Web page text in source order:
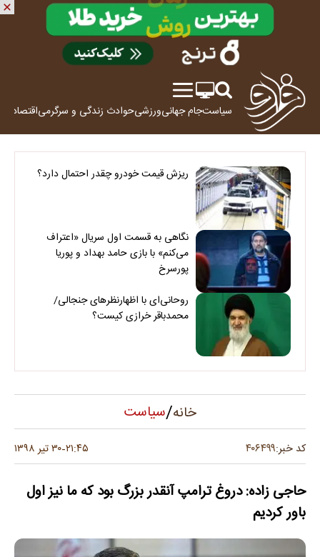
سیاستجام جهانیورزشیحوادث زندگی و سرگرمیاقتصاد
ریزش قیمت خودرو چقدر احتمال دارد؟
نگاهی به قسمت اول سریال «اعتراف
می‌کنم» با بازی حامد بهداد و پوریا
پورسرخ
روحانی‌ای با اظهارنظرهای جنجالی/
محمدباقر خرازی کیست؟
خانه/سیاست
کد خبر:۴۰۶۴۹۹ ۲۱:۴۵-۳۰ تیر ۱۳۹۸
حاجی زاده: دروغ ترامپ آنقدر بزرگ بود که ما نیز اول
باور کردیم